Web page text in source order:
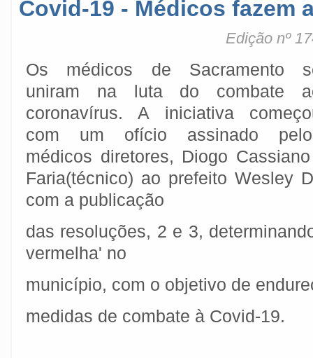
Covid-19 - Médicos fazem
Edição nº
Os médicos de Sacramento
uniram na luta do combate
coronavírus. A iniciativa
com um ofício assinado
médicos diretores, Diogo
Faria(técnico) ao prefeito Wesley
com a publicação
das resoluções, 2 e 3,
vermelha' no
município, com o objetivo de
medidas de combate à Covid-19.